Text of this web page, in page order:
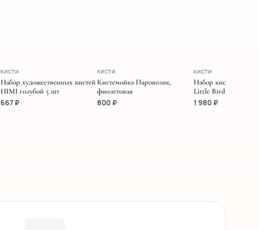
КИСТИ
Набор художественных кистей
HIMI голубой 5 шт
667 ₽
КИСТИ
Кистемойка Паровозик,
фиолетовая
800 ₽
КИСТИ
Набор кистей MIYA
Little Bird
1 980 ₽